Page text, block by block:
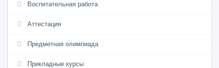
Воспитательная работа
Аттестация
Предметная олимпиада
Прикладные курсы